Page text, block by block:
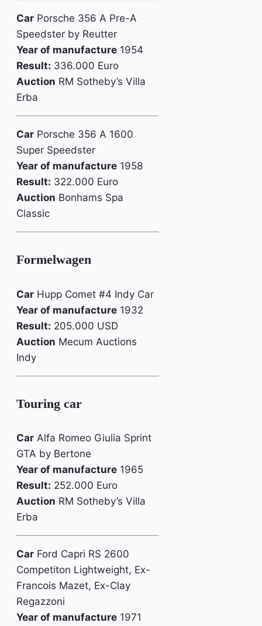
Car Porsche 356 A Pre-A
Speedster by Reutter
Year of manufacture 1954
Result: 336.000 Euro
Auction RM Sotheby’s Villa
Erba
Car Porsche 356 A 1600
Super Speedster
Year of manufacture 1958
Result: 322.000 Euro
Auction Bonhams Spa
Classic
Formelwagen
Car Hupp Comet #4 Indy Car
Year of manufacture 1932
Result: 205.000 USD
Auction Mecum Auctions
Indy
Touring car
Car Alfa Romeo Giulia Sprint
GTA by Bertone
Year of manufacture 1965
Result: 252.000 Euro
Auction RM Sotheby’s Villa
Erba
Car Ford Capri RS 2600
Competiton Lightweight, Ex-
Francois Mazet, Ex-Clay
Regazzoni
Year of manufacture 1971